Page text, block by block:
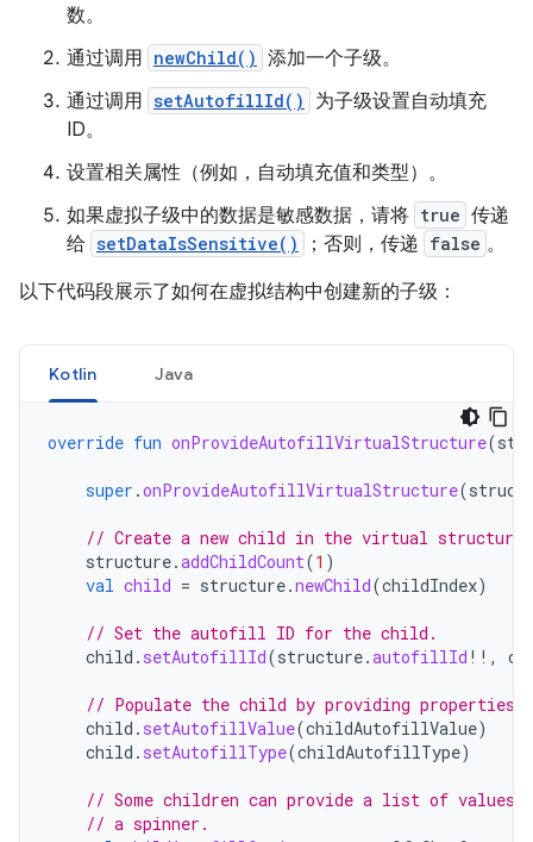
数。
通过调用 newChild() 添加一个子级。
通过调用 setAutofillId()
为子级设置自动填充
ID。
设置相关属性（例如，自动填充值和类型）。
如果虚拟子级中的数据是敏感数据，请将 true 传递
给 setDataIsSensitive() ；否则，传递 false 。
以下代码段展示了如何在虚拟结构中创建新的子级：
Kotlin Java
override fun onProvideAutofillVirtualStructure(
super .onProvideAutofillVirtualStructure(
// Create a new child in the virtual structure.
structure.addChildCount(1 )
val child = structure.newChild(childIndex)
// Set the autofill ID for the child.
child . setAutofillId(structure.autofillId !! ,
// Populate the child by providing properties
child . setAutofillValue(childAutofillValue)
child . setAutofillType(childAutofillType)
// Some children can provide a list of values,
// a spinner.